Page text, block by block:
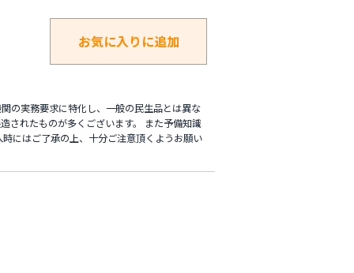
実務要求に特化し、一般の民生品とは異な
されたものが多くございます。 また予備知識
にはご了承の上、十分ご注意頂くようお願い